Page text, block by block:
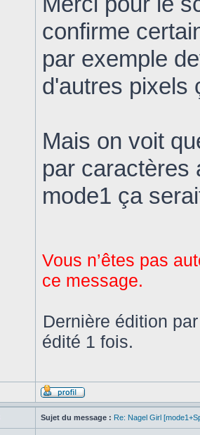
confirme
par exemple
d'autres pixels
Mais on voit
par caractères
mode1 ça
Vous n’êtes pas
ce message.
Dernière édition
édité 1 fois.
Sujet du message : Re: Nagel Girl